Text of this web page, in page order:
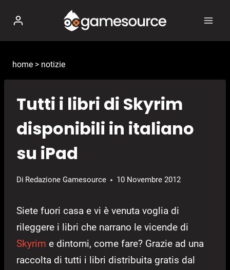
contenuto
home > notizie
Tutti i libri di Skyrim
disponibili in italiano
su iPad
Di Redazione Gamesource 10 Novembre 2012
Siete fuori casa e vi è venuta voglia di
rileggere i libri che narrano le vicende di
Skyrim e dintorni, come fare? Grazie ad una
raccolta di tutti i libri distribuita gratis dal